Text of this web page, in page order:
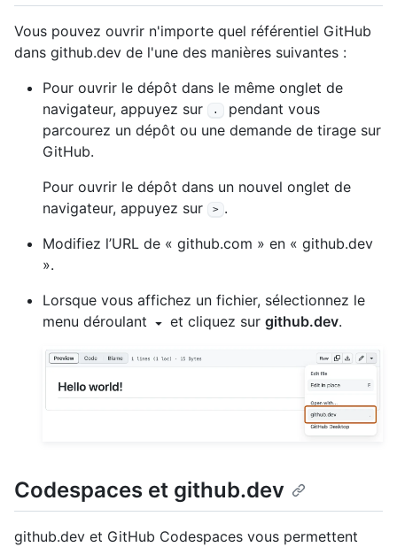
Vous pouvez ouvrir n'importe quel référentiel GitHub
dans github.dev de l'une des manières suivantes :
Pour ouvrir le dépôt dans le même onglet de
navigateur, appuyez sur
.
pendant vous
parcourez un dépôt ou une demande de tirage sur
GitHub.
Pour ouvrir le dépôt dans un nouvel onglet de
navigateur, appuyez sur
> .
Modifiez l’URL de « github.com » en « github.dev
».
Lorsque vous affichez un fichier, sélectionnez le
menu déroulant
et cliquez sur github.dev.
Codespaces et github.dev
github.dev et GitHub Codespaces vous permettent